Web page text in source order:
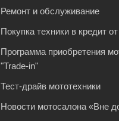
Ремонт и обслуживание
Покупка техники в кредит
Программа приобретения
"Trade-in"
Тест-драйв мототехники
Новости мотосалона «Вне